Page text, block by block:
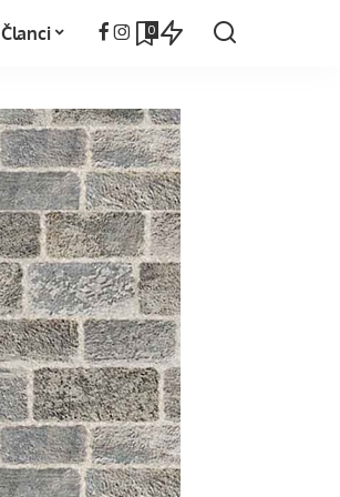
Članci 0